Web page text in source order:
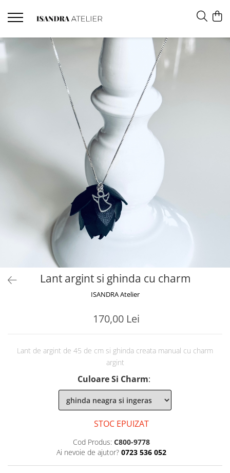
Lant argint si ghinda cu charm
ISANDRA Atelier
170,00 Lei
Lant de argint de 45 de cm si ghinda creata manual cu charm
argint
Culoare Si Charm:
STOC EPUIZAT
Cod Produs: C800-9778
Ai nevoie de ajutor? 0723 536 052